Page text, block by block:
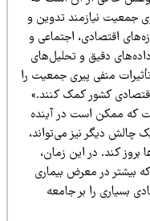
نیازمند تدوین و
اجتماعی و
دقیق و تحلیل‌های
منفی پیری جمعیت را
کشور کمک کنند.»
است در آینده
دیگر نیز می‌تواند،
در این زمان،
در معرض بیماری
را بر جامعه